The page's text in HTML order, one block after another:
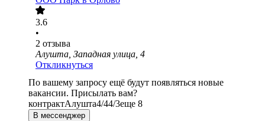
3.6
•
2 отзыва
Алушта, Западная улица, 4
Откликнуться
По вашему запросу ещё будут появляться новые
вакансии. Присылать вам?
контрактАлушта4/44/3еще 8
В мессенджер